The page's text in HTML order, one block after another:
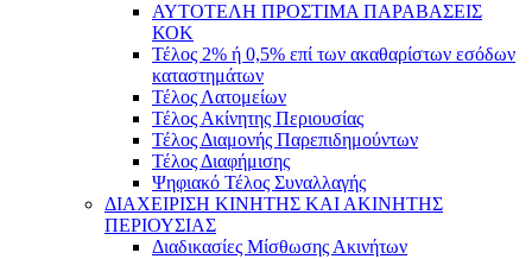
ΑΥΤΟΤΕΛΗ ΠΡΟΣΤΙΜΑ ΠΑΡΑΒΑΣΕΙΣ
ΚΟΚ
Τέλος 2% ή 0,5% επί των ακαθαρίστων εσόδων
καταστημάτων
Τέλος Λατομείων
Τέλος Ακίνητης Περιουσίας
Τέλος Διαμονής Παρεπιδημούντων
Τέλος Διαφήμισης
Ψηφιακό Τέλος Συναλλαγής
ΔΙΑΧΕΙΡΙΣΗ ΚΙΝΗΤΗΣ ΚΑΙ ΑΚΙΝΗΤΗΣ
ΠΕΡΙΟΥΣΙΑΣ
Διαδικασίες Μίσθωσης Ακινήτων